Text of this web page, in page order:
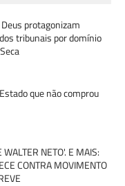
protagonizam
tribunais por domínio
que não comprou
NETO'. E MAIS:
CONTRA MOVIMENTO